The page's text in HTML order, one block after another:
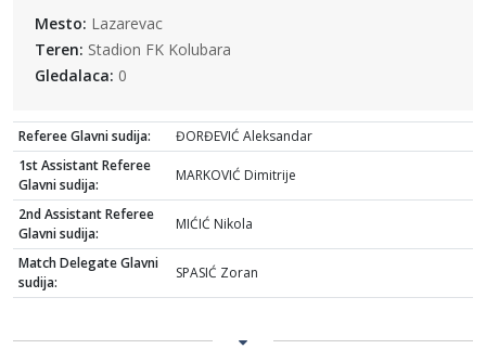
Mesto: Lazarevac
Teren: Stadion FK Kolubara
Gledalaca: 0
Referee Glavni sudija:
ĐORĐEVIĆ Aleksandar
1st Assistant Referee
Glavni sudija:
MARKOVIĆ Dimitrije
2nd Assistant Referee
Glavni sudija:
MIĆIĆ Nikola
Match Delegate Glavni
sudija:
SPASIĆ Zoran